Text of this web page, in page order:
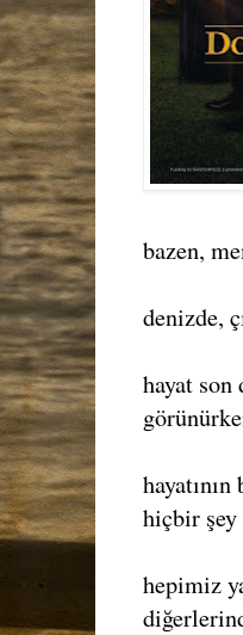
bazen,
denizde,
hayat
hiçbir şey
hepimiz